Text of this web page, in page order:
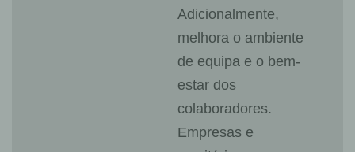
Adicionalmente,
melhora o ambiente
de equipa e o bem-
estar dos
colaboradores.
Empresas e